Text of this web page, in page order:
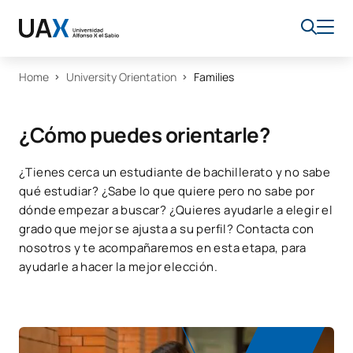
Home University Orientation Families
¿Cómo puedes orientarle?
¿Tienes cerca un estudiante de bachillerato y no sabe
qué estudiar? ¿Sabe lo que quiere pero no sabe por
dónde empezar a buscar? ¿Quieres ayudarle a elegir el
grado que mejor se ajusta a su perfil? Contacta con
nosotros y te acompañaremos en esta etapa, para
ayudarle a hacer la mejor elección.